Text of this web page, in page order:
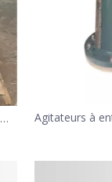
Agitateurs à